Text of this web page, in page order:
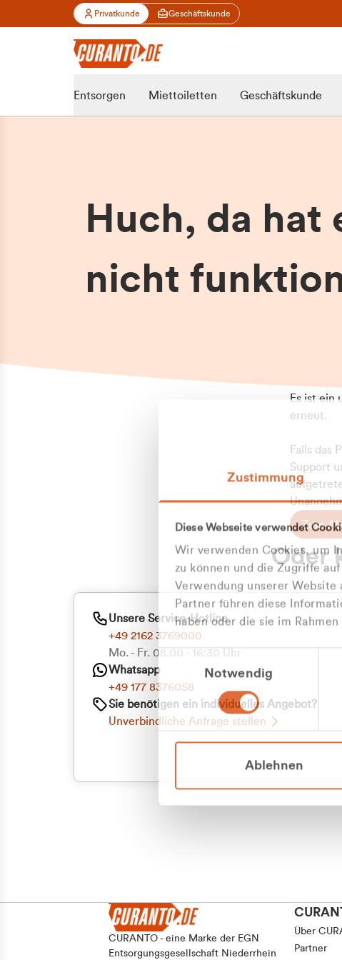
Zustimmung
Diese Webseite verwendet
Wir verwenden Cookies, um
zu können und die Zugriffe
Verwendung unserer Website
Partner führen diese
haben oder die sie im
Einwilligungsauswahl
Notwendig
Ablehnen
Privatkunde Geschäftskunde
Zu
Entsorgen Miettoiletten Geschäftskunde
Huch, da hat
nicht
Es ist ein
erneut.
Falls das
Support
Zum
Oder
Unsere Service-Hotline
+49 2162 3769000
Mo. - Fr. 08.00 - 16:30 Uhr
Whatsapp
+49 177 8376058
Sie benötigen ein individuelles Angebot?
Unverbindliche Anfrage stellen
CURANTO - eine Marke der EGN
Entsorgungsgesellschaft Niederrhein
Über
Partner